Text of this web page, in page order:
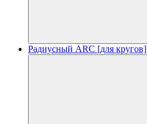
Радиусный ARC [для кругов]